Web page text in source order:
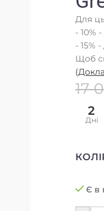
Для
- 10%
- 15%
Щоб
(
17
2
Дні
Є в